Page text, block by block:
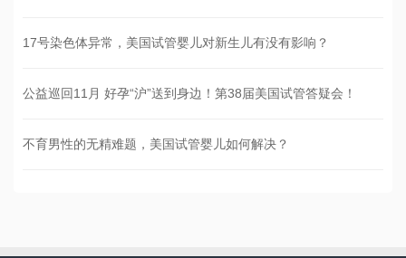
17号染色体异常，美国试管婴儿对新生儿有没有影响？
公益巡回11月 好孕“沪”送到身边！第38届美国试管答疑会！
不育男性的无精难题，美国试管婴儿如何解决？